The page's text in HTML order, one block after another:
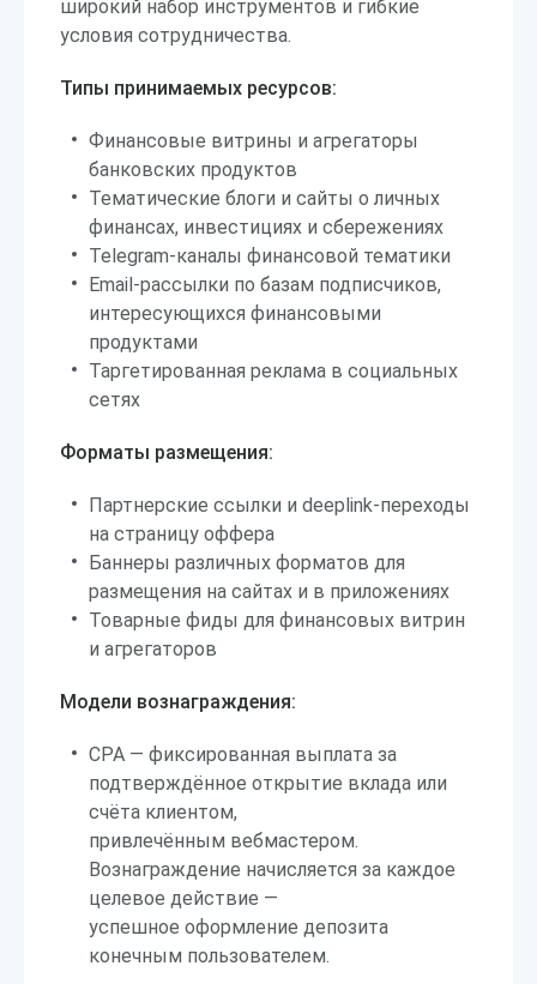
широкий набор инструментов и гибкие
условия сотрудничества.
Типы принимаемых ресурсов:
Финансовые витрины и агрегаторы
банковских продуктов
Тематические блоги и сайты о личных
финансах, инвестициях и сбережениях
Telegram-каналы финансовой тематики
Email-рассылки по базам подписчиков,
интересующихся финансовыми
продуктами
Таргетированная реклама в социальных
сетях
Форматы размещения:
Партнерские ссылки и deeplink-переходы
на страницу оффера
Баннеры различных форматов для
размещения на сайтах и в приложениях
Товарные фиды для финансовых витрин
и агрегаторов
Модели вознаграждения:
CPA — фиксированная выплата за
подтверждённое открытие вклада или
счёта клиентом,
привлечённым вебмастером.
Вознаграждение начисляется за каждое
целевое действие —
успешное оформление депозита
конечным пользователем.